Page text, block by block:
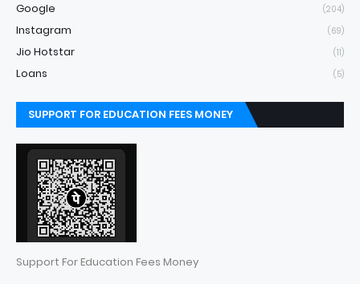
Google (204)
Instagram (69)
Jio Hotstar (11)
Loans (5)
SUPPORT FOR EDUCATION FEES MONEY
Support For Education Fees Money